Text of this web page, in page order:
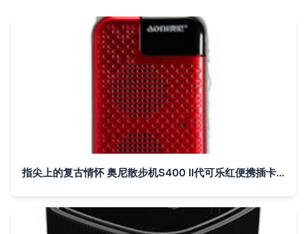
指尖上的复古情怀 奥尼散步机S400 II代可乐红便携插卡音箱评测